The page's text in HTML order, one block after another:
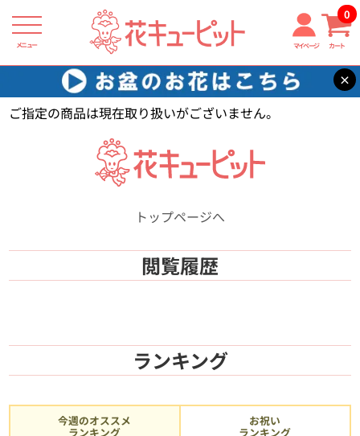
メニュー マイページ カート
0
×
花キューピット 【】
ご指定の商品は現在取り扱いがございません。
トップページへ
閲覧履歴
ランキング
今週のオススメ
ランキング
お祝い
ランキング